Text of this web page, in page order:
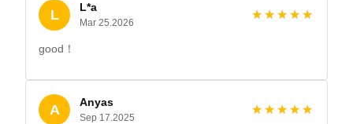
L L*a
Mar 25.2026
★★★★★
★★★★★
good！
A Anyas
Sep 17.2025
★★★★★
★★★★★